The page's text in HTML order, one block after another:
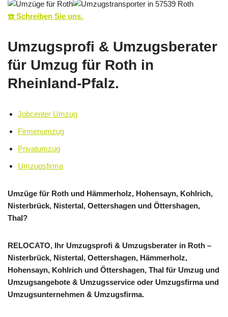
☎️ Schreiben Sie uns.
Umzugsprofi & Umzugsberater
für Umzug für Roth in
Rheinland-Pfalz.
Jobcenter Umzug
Firmenumzug
Privatumzug
Umzugsfirma
Umzüge für Roth und Hämmerholz, Hohensayn, Kohlrich,
Nisterbrück, Nistertal, Oettershagen und Öttershagen,
Thal?
RELOCATO, Ihr Umzugsprofi & Umzugsberater in Roth –
Nisterbrück, Nistertal, Oettershagen, Hämmerholz,
Hohensayn, Kohlrich und Öttershagen, Thal für Umzug und
Umzugsangebote & Umzugsservice oder Umzugsfirma und
Umzugsunternehmen & Umzugsfirma.